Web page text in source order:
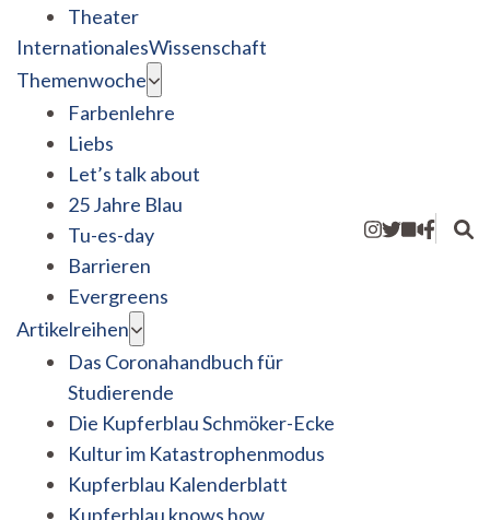
Theater
InternationalesWissenschaft
Themenwoche
Farbenlehre
Liebs
Let’s talk about
25 Jahre Blau
Tu-es-day
Barrieren
Evergreens
Artikelreihen
Das Coronahandbuch für
Studierende
Die Kupferblau Schmöker-Ecke
Kultur im Katastrophenmodus
Kupferblau Kalenderblatt
Kupferblau knows how